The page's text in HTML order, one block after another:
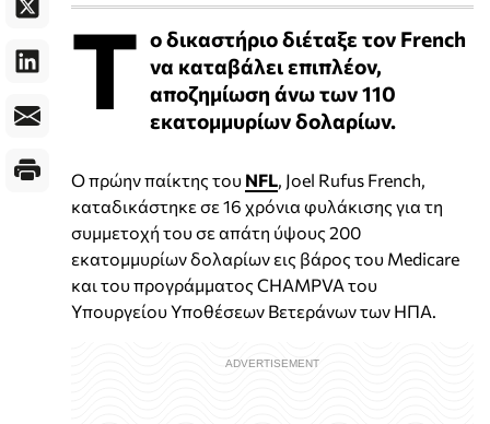
Τ ο δικαστήριο διέταξε τον French
να καταβάλει επιπλέον,
αποζημίωση άνω των 110
εκατομμυρίων δολαρίων.
Ο πρώην παίκτης του NFL , Joel Rufus French,
καταδικάστηκε σε 16 χρόνια φυλάκισης για τη
συμμετοχή του σε απάτη ύψους 200
εκατομμυρίων δολαρίων εις βάρος του Medicare
και του προγράμματος CHAMPVA του
Υπουργείου Υποθέσεων Βετεράνων των ΗΠΑ.